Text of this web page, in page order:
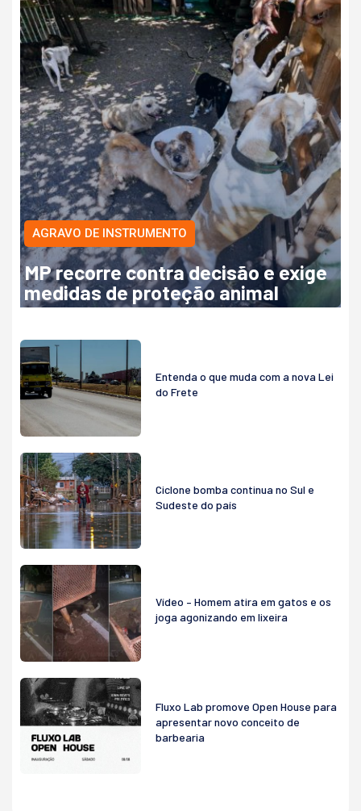
AGRAVO DE INSTRUMENTO
MP recorre contra decisão e exige
medidas de proteção animal
Entenda o que muda com a nova Lei
do Frete
Ciclone bomba continua no Sul e
Sudeste do país
Vídeo – Homem atira em gatos e os
joga agonizando em lixeira
Fluxo Lab promove Open House para
apresentar novo conceito de
barbearia